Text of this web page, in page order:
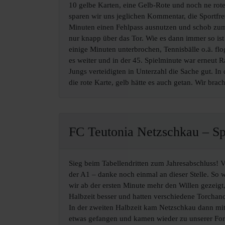
10 gelbe Karten, eine Gelb-Rote und noch ne
sparen wir uns jeglichen Kommentar, die
Minuten einen Fehlpass ausnutzen und schob
nur knapp über das Tor. Wie es dann immer so
einige Minuten unterbrochen, Tennisbälle o.ä.
es weiter und in der 45. Spielminute war erneut
Jungs verteidigten in Unterzahl die Sache gut.
die rote Karte, gelb hätte es auch getan. Wir
FC Teutonia Netzschkau –
Sieg beim Tabellendritten zum
der A1 – danke noch einmal an dieser Stelle. So
wir ab der ersten Minute mehr den Willen
Halbzeit besser und hatten verschiedene
In der zweiten Halbzeit kam Netzschkau dann
etwas gefangen und kamen wieder zu unserer